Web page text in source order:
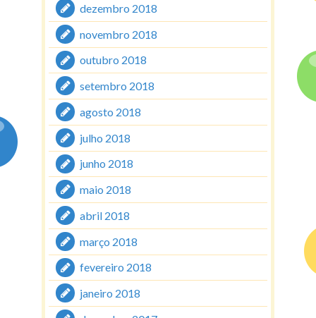
dezembro 2018
novembro 2018
outubro 2018
setembro 2018
agosto 2018
julho 2018
junho 2018
maio 2018
abril 2018
março 2018
fevereiro 2018
janeiro 2018